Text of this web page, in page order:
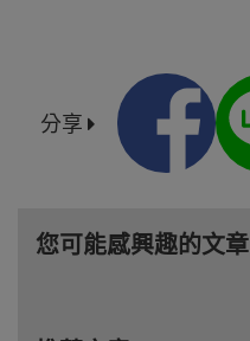
分享
您可能感興趣的文章